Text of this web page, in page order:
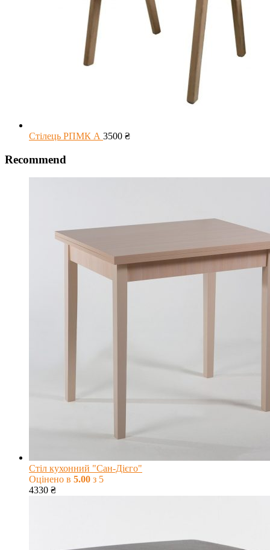
Стілець РПМК А 3500 ₴
Recommend
Стіл кухонний "Сан-Дієго"
Оцінено в 5.00 з 5
4330 ₴